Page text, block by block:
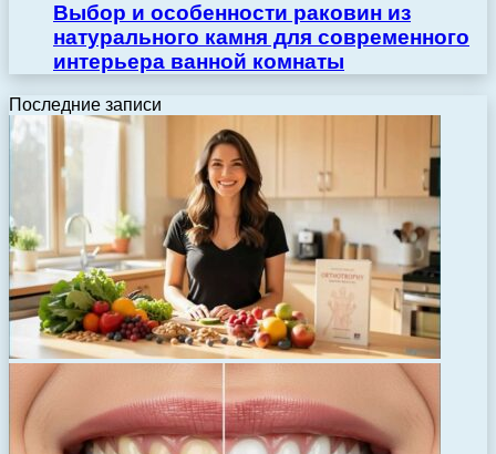
Выбор и особенности раковин из
натурального камня для современного
интерьера ванной комнаты
Последние записи